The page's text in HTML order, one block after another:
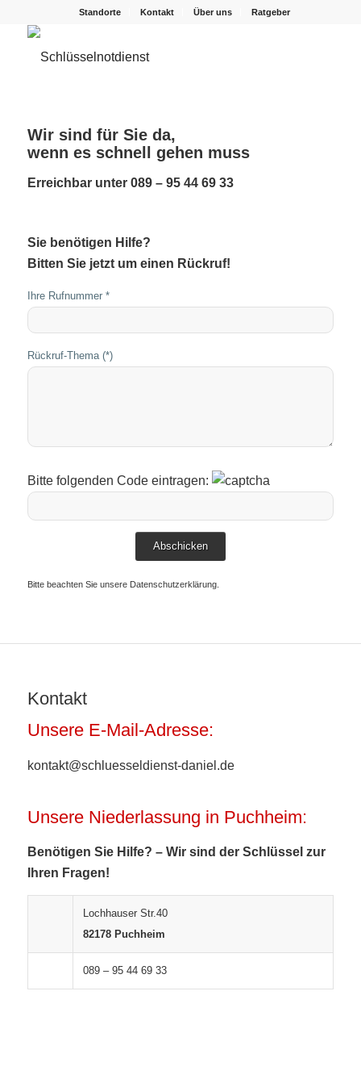
Standorte Kontakt Über uns Ratgeber
Wir sind für Sie da,
wenn es schnell gehen muss
Erreichbar unter 089 – 95 44 69 33
Sie benötigen Hilfe?
Bitten Sie jetzt um einen Rückruf!
Ihre Rufnummer *
Rückruf-Thema (*)
Bitte folgenden Code eintragen:
Bitte beachten Sie unsere Datenschutzerklärung.
Kontakt
Unsere E-Mail-Adresse:
kontakt@schluesseldienst-daniel.de
Unsere Niederlassung in Puchheim:
Benötigen Sie Hilfe? – Wir sind der Schlüssel zur
Ihren Fragen!
Lochhauser Str.40
82178 Puchheim
089 – 95 44 69 33